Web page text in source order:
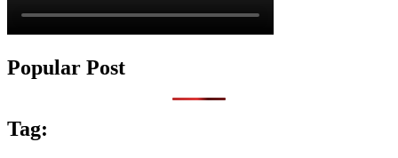
Popular Post
Tag: